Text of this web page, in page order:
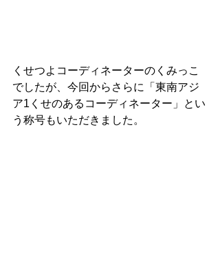
くせつよコーディネーターのくみっこ
でしたが、今回からさらに「東南アジ
ア1くせのあるコーディネーター」とい
う称号もいただきました。